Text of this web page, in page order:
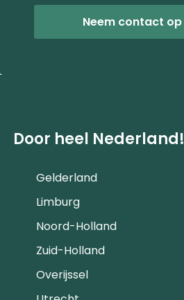
Neem contact op
Door heel Nederland!
Gelderland
Limburg
Noord-Holland
Zuid-Holland
Overijssel